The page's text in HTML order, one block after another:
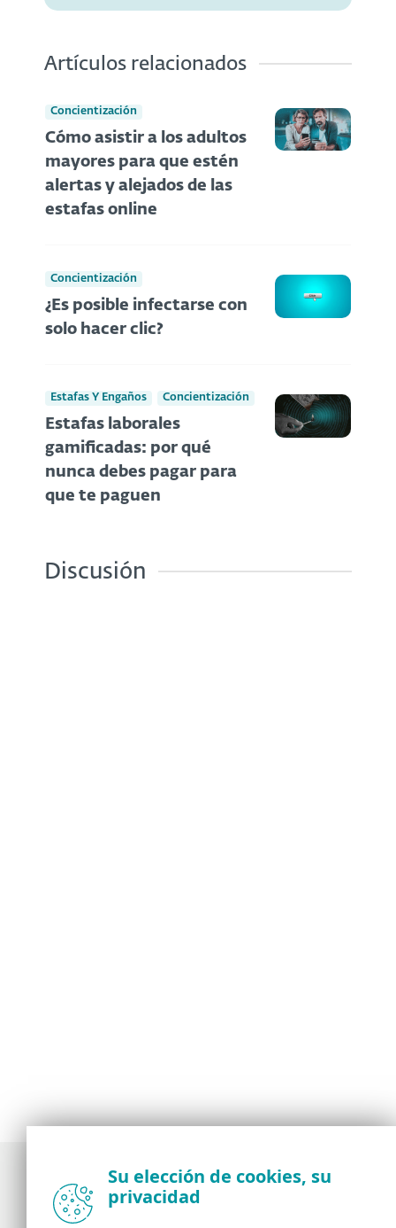
Artículos relacionados
Concientización
Cómo asistir a los adultos
mayores para que estén
alertas y alejados de las
estafas online
Concientización
¿Es posible infectarse con
solo hacer clic?
Estafas Y Engaños Concientización
Estafas laborales
gamificadas: por qué
nunca debes pagar para
que te paguen
Discusión
Noticias, opiniones y análisis de la comunidad de
Su elección de cookies, su
privacidad